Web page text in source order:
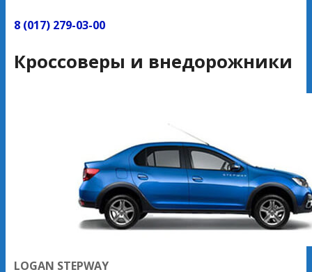
8 (017) 279-03-00
Кроссоверы и внедорожники
LOGAN STEPWAY